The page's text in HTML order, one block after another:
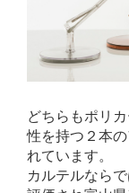
どちらもポリ
性を持つ２本
れています。
カルテルなら